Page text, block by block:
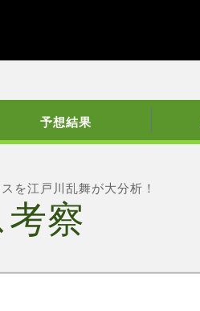
予想結果
を江戸川乱舞が大分析！
考察